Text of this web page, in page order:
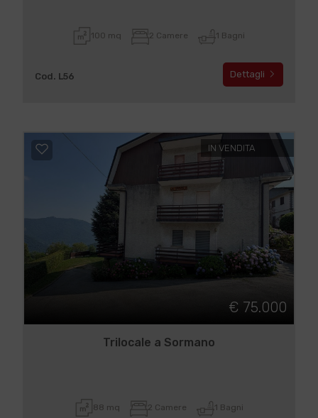
100 mq 2 Camere 1 Bagni
Cod. L56 Dettagli
IN VENDITA
€ 75.000
Trilocale a Sormano
88 mq 2 Camere 1 Bagni